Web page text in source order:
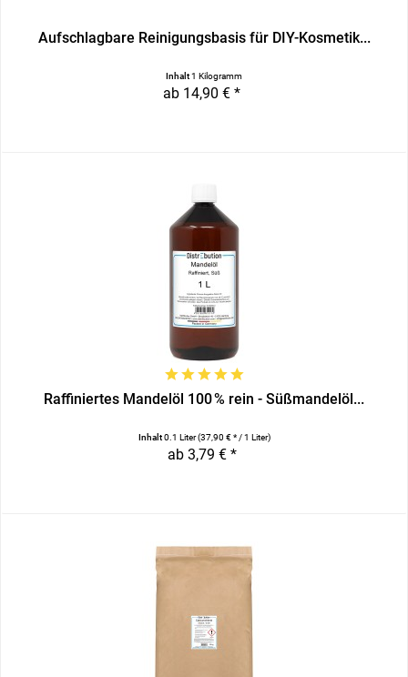
Aufschlagbare Reinigungsbasis für DIY-Kosmetik...
Inhalt1 Kilogramm
ab 14,90 € *
Raffiniertes Mandelöl 100 % rein - Süßmandelöl...
Inhalt0.1 Liter(37,90 € * / 1 Liter)
ab 3,79 € *